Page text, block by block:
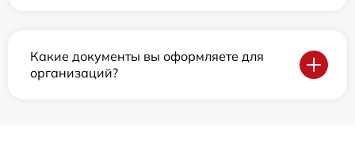
Какие документы вы оформляете для
организаций?